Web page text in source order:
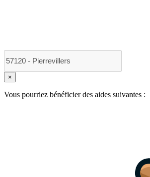
×
Vous pourriez bénéficier des aides suivantes :